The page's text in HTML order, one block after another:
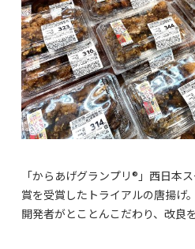
「からあげグランプリ®」西日本
賞を受賞したトライアルの唐揚げ。
開発者がとことんこだわり、改良